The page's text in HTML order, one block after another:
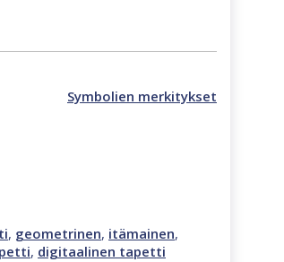
Symbolien merkitykset
, geometrinen, itämainen,
, digitaalinen tapetti